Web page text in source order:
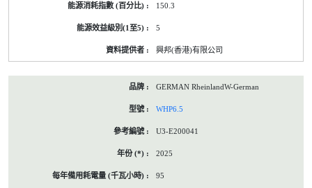
150.3
5
興邦(香港)有限公司
GERMAN RheinlandW-German
WHP6.5
U3-E200041
2025
95